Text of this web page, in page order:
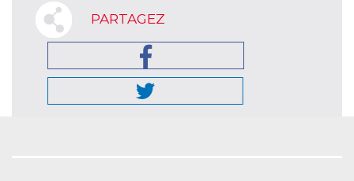
PARTAGEZ